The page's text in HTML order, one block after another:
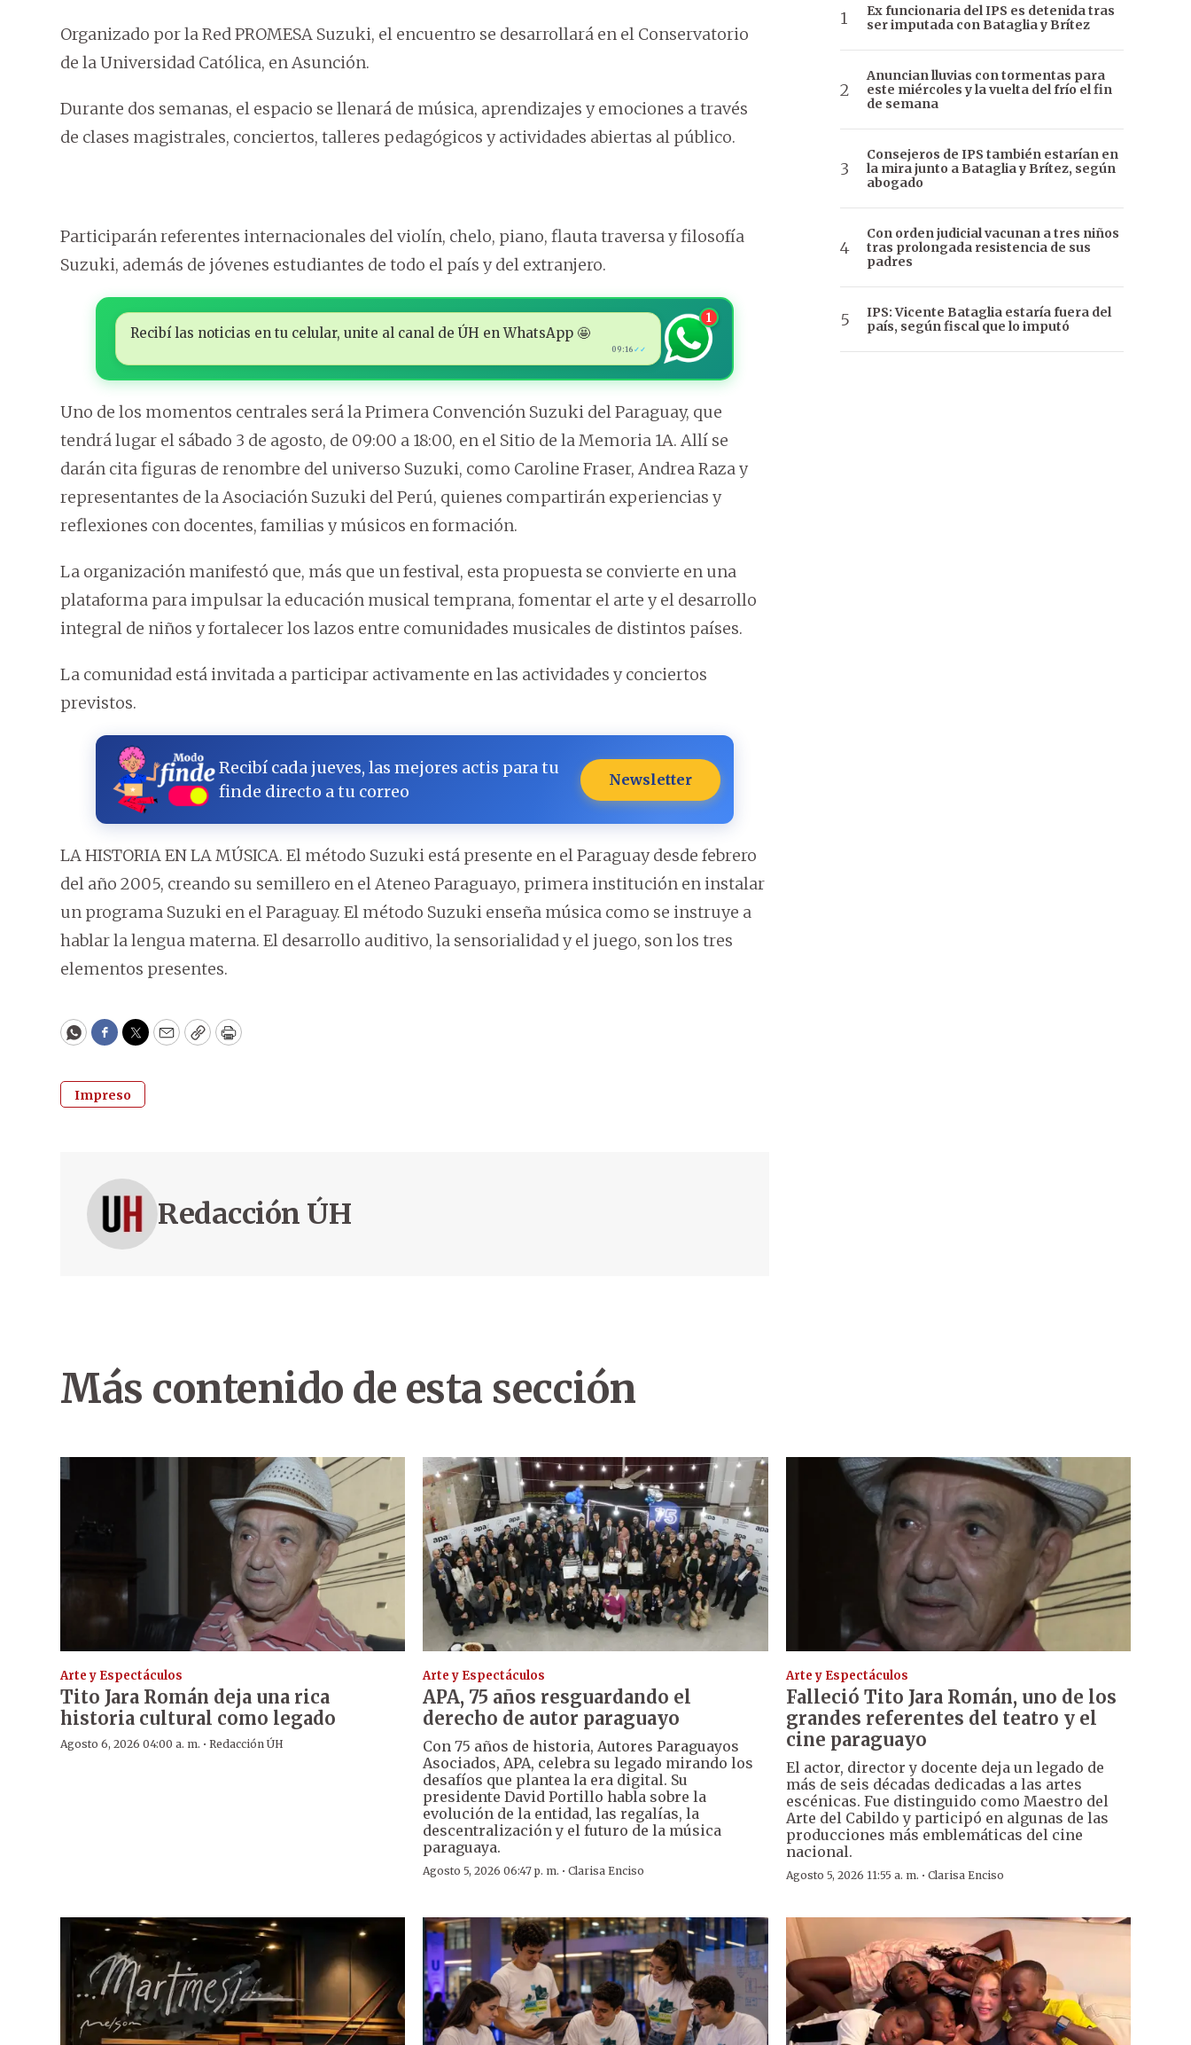
Organizado por la Red PROMESA Suzuki, el encuentro se desarrollará en el Conservatorio
de la Universidad Católica, en Asunción.
Durante dos semanas, el espacio se llenará de música, aprendizajes y emociones a través
de clases magistrales, conciertos, talleres pedagógicos y actividades abiertas al público.
Participarán referentes internacionales del violín, chelo, piano, flauta traversa y filosofía
Suzuki, además de jóvenes estudiantes de todo el país y del extranjero.
Recibí las noticias en tu celular, unite al canal de ÚH en WhatsApp 🤩
09:16 ✓✓
1
Uno de los momentos centrales será la Primera Convención Suzuki del Paraguay, que
tendrá lugar el sábado 3 de agosto, de 09:00 a 18:00, en el Sitio de la Memoria 1A. Allí se
darán cita figuras de renombre del universo Suzuki, como Caroline Fraser, Andrea Raza y
representantes de la Asociación Suzuki del Perú, quienes compartirán experiencias y
reflexiones con docentes, familias y músicos en formación.
La organización manifestó que, más que un festival, esta propuesta se convierte en una
plataforma para impulsar la educación musical temprana, fomentar el arte y el desarrollo
integral de niños y fortalecer los lazos entre comunidades musicales de distintos países.
La comunidad está invitada a participar activamente en las actividades y conciertos
previstos.
Recibí cada jueves, las mejores actis para tu
finde directo a tu correo
Newsletter
LA HISTORIA EN LA MÚSICA. El método Suzuki está presente en el Paraguay desde febrero
del año 2005, creando su semillero en el Ateneo Paraguayo, primera institución en instalar
un programa Suzuki en el Paraguay. El método Suzuki enseña música como se instruye a
hablar la lengua materna. El desarrollo auditivo, la sensorialidad y el juego, son los tres
elementos presentes.
WhatsApp
Facebook
Twitter
EmailCopyPrint
Impreso
Redacción ÚH
Ex funcionaria del IPS es detenida tras
ser imputada con Bataglia y Brítez
Anuncian lluvias con tormentas para
este miércoles y la vuelta del frío el fin
de semana
Consejeros de IPS también estarían en
la mira junto a Bataglia y Brítez, según
abogado
Con orden judicial vacunan a tres niños
tras prolongada resistencia de sus
padres
IPS: Vicente Bataglia estaría fuera del
país, según fiscal que lo imputó
Más contenido de esta sección
Arte y Espectáculos
Tito Jara Román deja una rica
historia cultural como legado
Agosto 6, 2026 04:00 a. m. · Redacción ÚH
Arte y Espectáculos
APA, 75 años resguardando el
derecho de autor paraguayo
Con 75 años de historia, Autores Paraguayos
Asociados, APA, celebra su legado mirando los
desafíos que plantea la era digital. Su
presidente David Portillo habla sobre la
evolución de la entidad, las regalías, la
descentralización y el futuro de la música
paraguaya.
Agosto 5, 2026 06:47 p. m. ·Clarisa Enciso
Arte y Espectáculos
Falleció Tito Jara Román, uno de los
grandes referentes del teatro y el
cine paraguayo
El actor, director y docente deja un legado de
más de seis décadas dedicadas a las artes
escénicas. Fue distinguido como Maestro del
Arte del Cabildo y participó en algunas de las
producciones más emblemáticas del cine
nacional.
Agosto 5, 2026 11:55 a. m. · Clarisa Enciso